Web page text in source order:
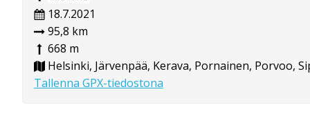
18.7.2021
95,8 km
668 m
Helsinki, Järvenpää, Kerava, Pornainen, Porvoo,
Tallenna GPX-tiedostona